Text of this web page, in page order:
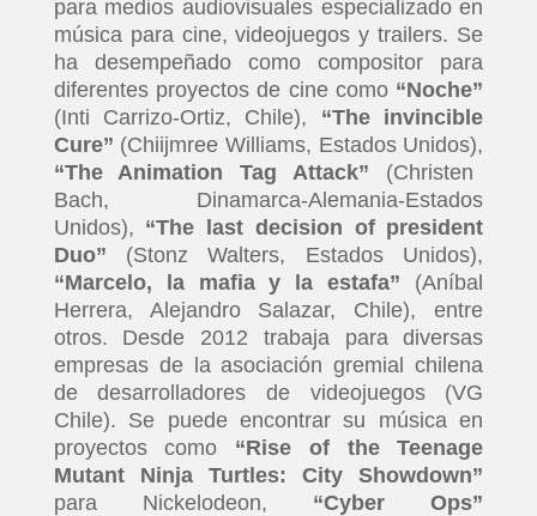
para medios audiovisuales especializado en
música para cine, videojuegos y trailers. Se
ha desempeñado como compositor para
diferentes proyectos de cine como “Noche”
(Inti Carrizo-Ortiz, Chile), “The invincible
Cure” (Chiijmree Williams, Estados Unidos),
“The Animation Tag Attack” (Christen
Bach, Dinamarca-Alemania-Estados
Unidos), “The last decision of president
Duo” (Stonz Walters, Estados Unidos),
“Marcelo, la mafia y la estafa” (Aníbal
Herrera, Alejandro Salazar, Chile), entre
otros. Desde 2012 trabaja para diversas
empresas de la asociación gremial chilena
de desarrolladores de videojuegos (VG
Chile). Se puede encontrar su música en
proyectos como “Rise of the Teenage
Mutant Ninja Turtles: City Showdown”
para Nickelodeon, “Cyber Ops”